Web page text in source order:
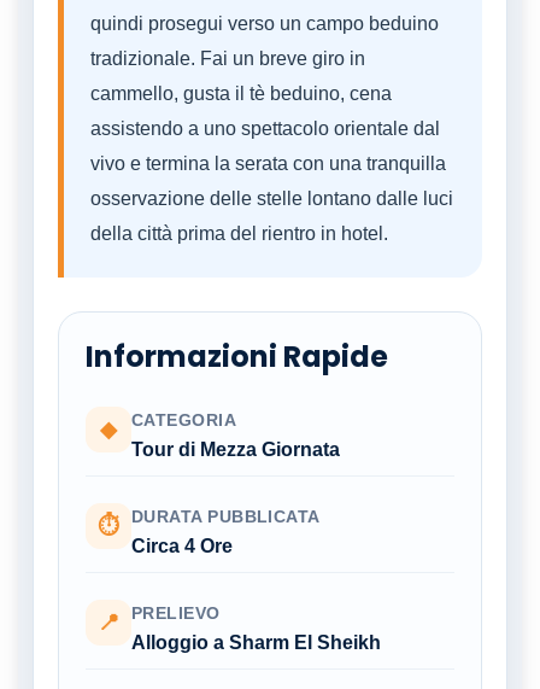
quindi prosegui verso un campo beduino
tradizionale. Fai un breve giro in
cammello, gusta il tè beduino, cena
assistendo a uno spettacolo orientale dal
vivo e termina la serata con una tranquilla
osservazione delle stelle lontano dalle luci
della città prima del rientro in hotel.
Informazioni Rapide
◆ CATEGORIA
Tour di Mezza Giornata
⏱ DURATA PUBBLICATA
Circa 4 Ore
📍 PRELIEVO
Alloggio a Sharm El Sheikh